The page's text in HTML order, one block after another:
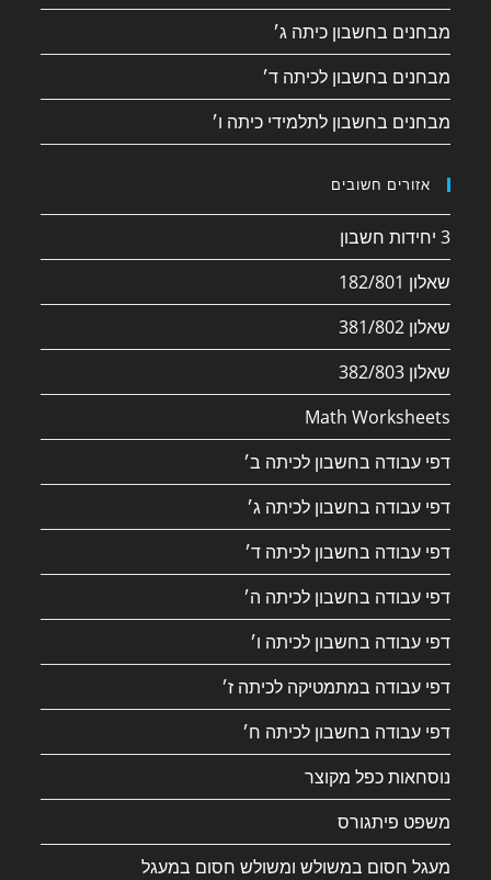
מבחנים בחשבון כיתה ג׳
מבחנים בחשבון לכיתה ד׳
מבחנים בחשבון לתלמידי כיתה ו׳
אזורים חשובים
3 יחידות חשבון
שאלון 182/801
שאלון 381/802
שאלון 382/803
Math Worksheets
דפי עבודה בחשבון לכיתה ב׳
דפי עבודה בחשבון לכיתה ג׳
דפי עבודה בחשבון לכיתה ד׳
דפי עבודה בחשבון לכיתה ה׳
דפי עבודה בחשבון לכיתה ו׳
דפי עבודה במתמטיקה לכיתה ז׳
דפי עבודה בחשבון לכיתה ח׳
נוסחאות כפל מקוצר
משפט פיתגורס
מעגל חסום במשולש ומשולש חסום במעגל